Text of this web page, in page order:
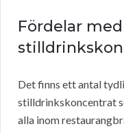
Fördelar
Det finns ett antal
stilldrinkskoncentrat
alla inom